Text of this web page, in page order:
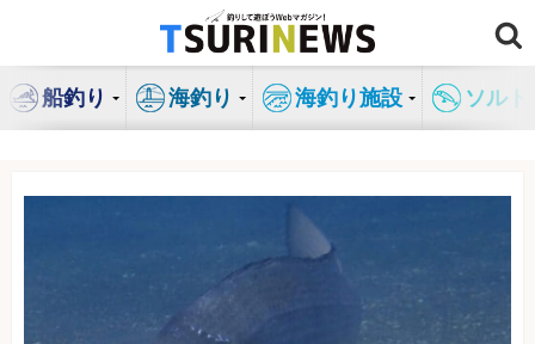
ン
船釣り 海釣り 海釣り施設 ソル